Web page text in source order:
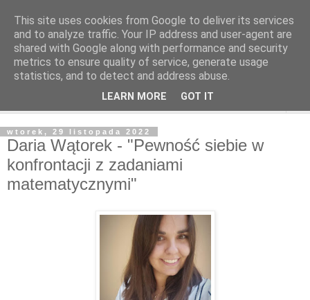
wtorek, 29 listopada 2022
Daria Wątorek - "Pewność siebie w
konfrontacji z zadaniami
matematycznymi"
This site uses cookies from Google to deliver its services
and to analyze traffic. Your IP address and user-agent are
shared with Google along with performance and security
metrics to ensure quality of service, generate usage
statistics, and to detect and address abuse.
LEARN MORE GOT IT